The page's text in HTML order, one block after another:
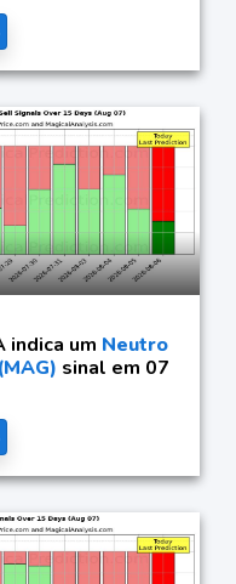
indica um Neutro
sinal em 07